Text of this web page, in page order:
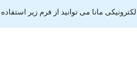
مانا می توانید از فرم زیر استفاده